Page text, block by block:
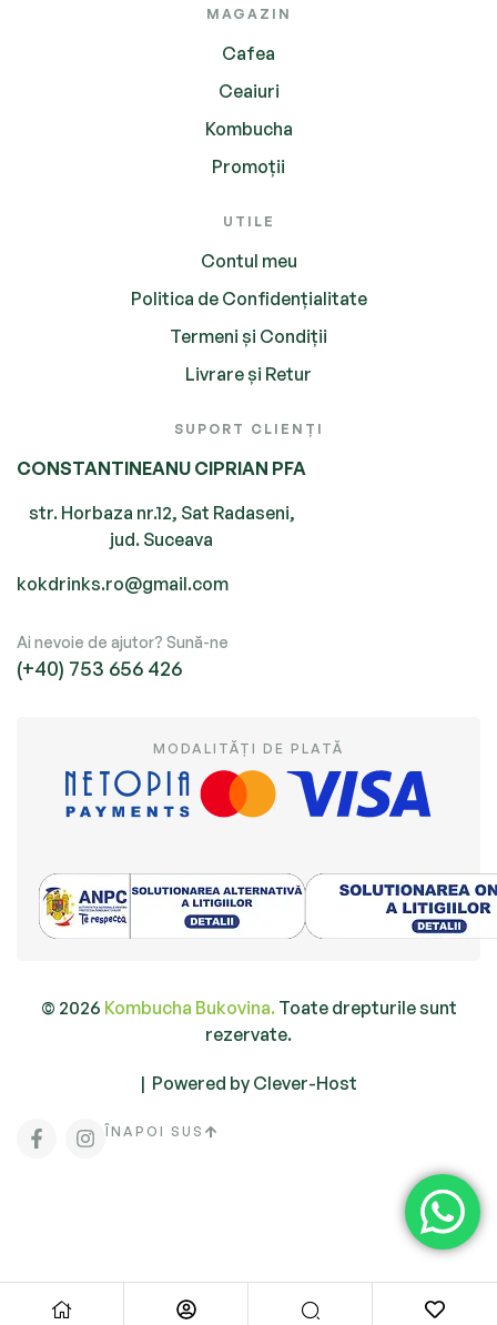
MAGAZIN
Cafea
Ceaiuri
Kombucha
Promoții
UTILE
Contul meu
Politica de Confidențialitate
Termeni și Condiții
Livrare și Retur
SUPORT CLIENȚI
CONSTANTINEANU CIPRIAN PFA
str. Horbaza nr.12, Sat Radaseni,
jud. Suceava
kokdrinks.ro@gmail.com
Ai nevoie de ajutor? Sună-ne
(+40) 753 656 426
MODALITĂȚI DE PLATĂ
© 2026 Kombucha Bukovina. Toate drepturile sunt
rezervate.
| Powered by Clever-Host
ÎNAPOI SUS